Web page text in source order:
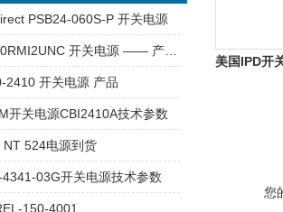
美国IPD开
您
PSB24-060S-P 开关电源
2410 开关电源 产品
开关电源CBI2410A技术参数
524电源到货
03G开关电源技术参数
150-4001